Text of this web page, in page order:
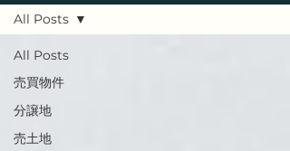
All Posts
売買物件
分譲地
売土地
All Posts